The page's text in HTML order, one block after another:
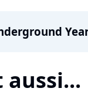
aussi...